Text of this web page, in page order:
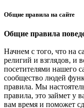
Общие правила на сайте
Общие правила
Начнем с того, что на
религий и взглядов, и
посетителями нашего
сообщество людей
правила. Мы
правила, это займет у
вам время и поможет